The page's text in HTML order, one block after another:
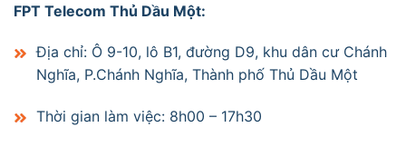
FPT Telecom Thủ Dầu Một:
Địa chỉ: Ô 9-10, lô B1, đường D9, khu dân cư Chánh
Nghĩa, P.Chánh Nghĩa, Thành phố Thủ Dầu Một
Thời gian làm việc: 8h00 – 17h30